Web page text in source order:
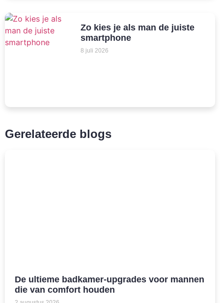
Zo kies je als man de juiste
smartphone
8 juli 2026
Gerelateerde blogs
De ultieme badkamer-upgrades voor mannen
die van comfort houden